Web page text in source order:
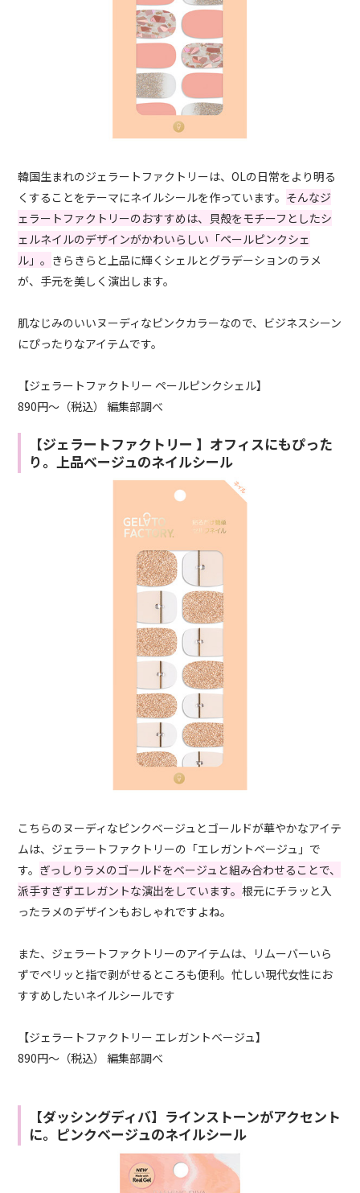
韓国生まれのジェラートファクトリーは、OLの日常をより明る
くすることをテーマにネイルシールを作っています。 そんなジ
ェラートファクトリーのおすすめは、貝殻をモチーフとしたシ
ェルネイルのデザインがかわいらしい「ペールピンクシェ
ル」。 きらきらと上品に輝くシェルとグラデーションのラメ
が、手元を美しく演出します。
肌なじみのいいヌーディなピンクカラーなので、ビジネスシーン
にぴったりなアイテムです。
【ジェラートファクトリー ペールピンクシェル】
890円～（税込） 編集部調べ
【ジェラートファクトリー 】オフィスにもぴった
り。上品ベージュのネイルシール
こちらのヌーディなピンクベージュとゴールドが華やかなアイテ
ムは、ジェラートファクトリーの「エレガントベージュ」で
す。 ぎっしりラメのゴールドをベージュと組み合わせることで、
派手すぎずエレガントな演出をしています。根元にチラッと入
ったラメのデザインもおしゃれですよね。
また、ジェラートファクトリーのアイテムは、リムーバーいら
ずでペリッと指で剥がせるところも便利。忙しい現代女性にお
すすめしたいネイルシールです
【ジェラートファクトリー エレガントベージュ】
890円～（税込） 編集部調べ
【ダッシングディバ】ラインストーンがアクセント
に。ピンクベージュのネイルシール